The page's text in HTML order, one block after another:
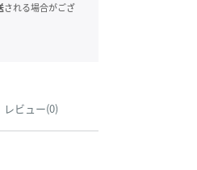
される場合がござ
レビュー(0)